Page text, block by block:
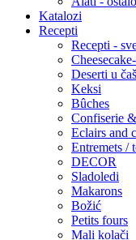
Katalozi
Recepti
Recepti -
Deserti u
Keksi
Bûches
Confiserie
Eclairs and
Entremets /
DECOR
Sladoledi
Makarons
Božić
Petits fours
Mali kolači